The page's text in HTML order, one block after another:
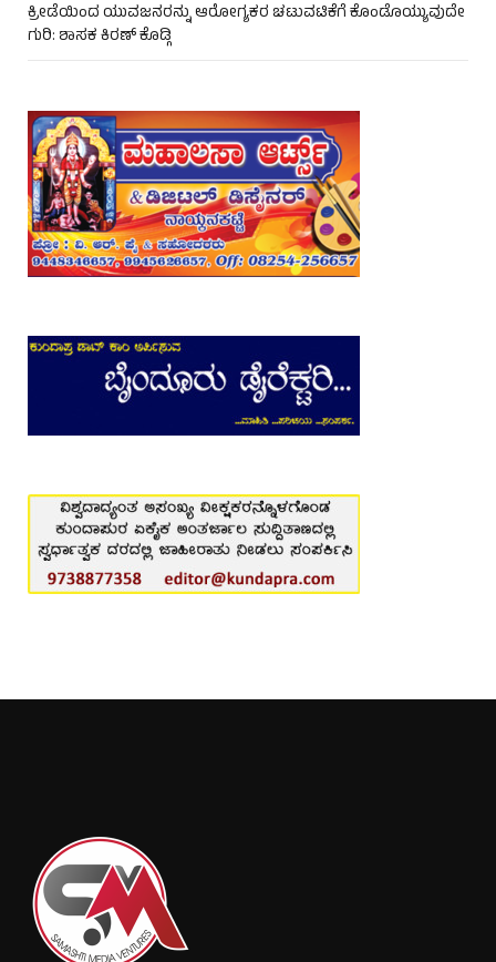
ಕ್ರೀಡೆಯಿಂದ ಯುವಜನರನ್ನು ಆರೋಗ್ಯಕರ ಚಟುವಟಿಕೆಗೆ ಕೊಂಡೊಯ್ಯುವುದೇ
ಗುರಿ: ಶಾಸಕ ಕಿರಣ್ ಕೊಡ್ಗಿ